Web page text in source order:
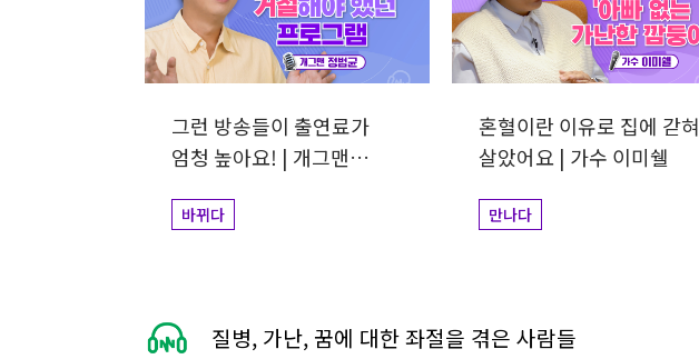
그런 방송들이 출연료가
엄청 높아요! | 개그맨
바뀌다
혼혈이란 이유로 집에 갇혀
살았어요 | 가수 이미쉘
만나다
질병, 가난, 꿈에 대한 좌절을 겪은 사람들